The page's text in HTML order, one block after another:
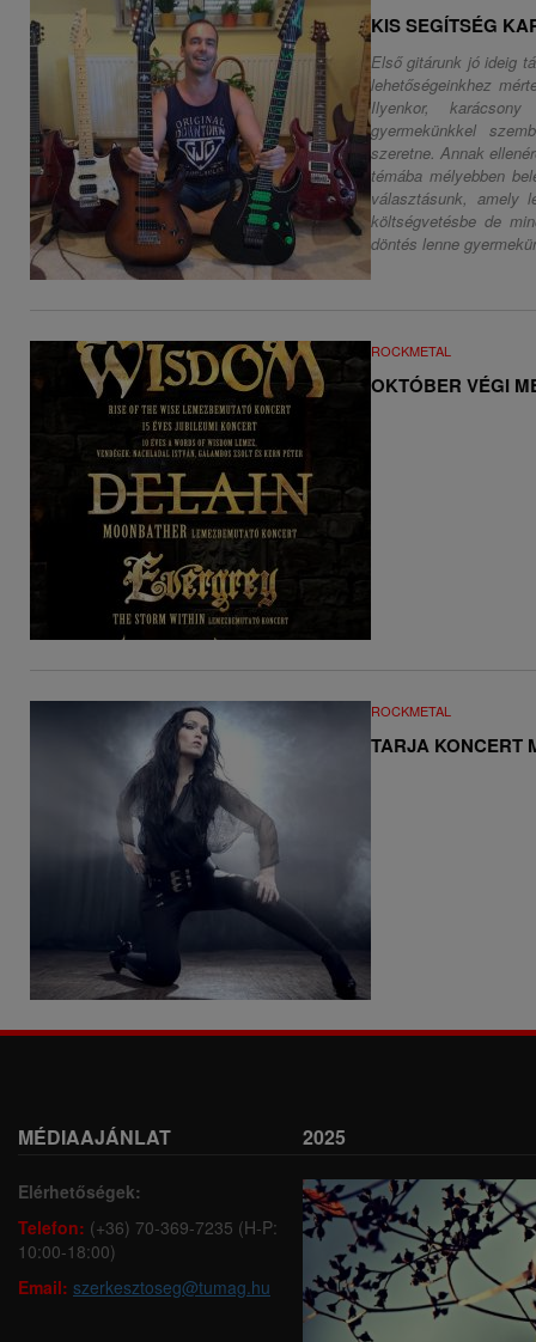
KIS SEGÍTSÉG
Első gitárunk jó ideig
lehetőségeinkhez
Ilyenkor,
gyermekünkkel
szeretne. Annak
témába mélyebben
választásunk, amely
költségvetésbe de
döntés lenne
ROCKMETAL
OKTÓBER VÉGI
ROCKMETAL
TARJA KONCERT
MÉDIAAJÁNLAT
Elérhetőségek:
Telefon: (+36) 70-369-7235 (H-P:
10:00-18:00)
Email: szerkesztoseg@tumag.hu
2025